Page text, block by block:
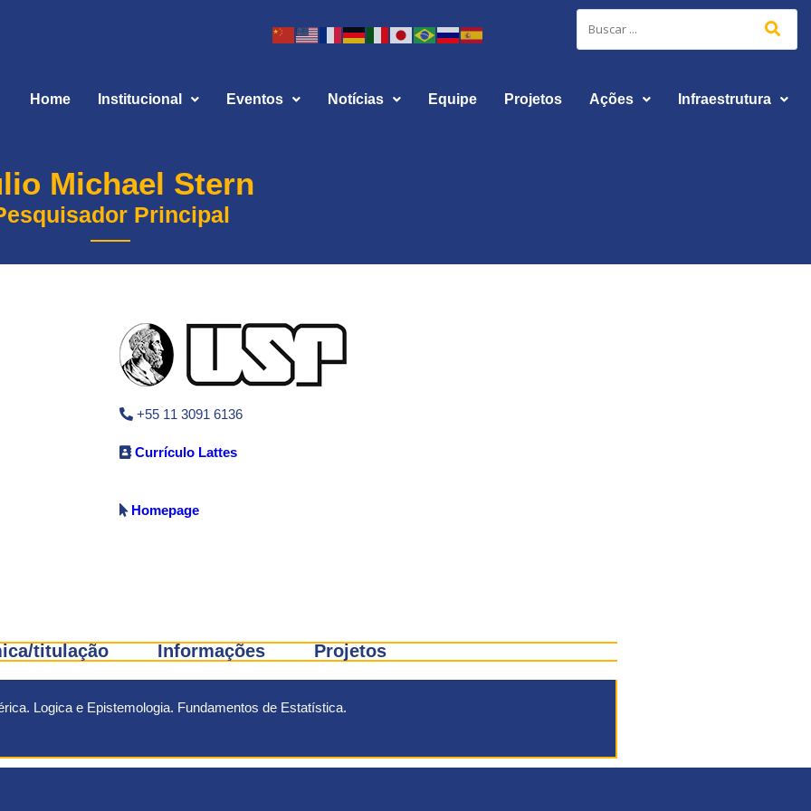
Home Institucional Eventos Notícias Equipe Projetos Ações Infraestrutura
Michael Stern
Principal
+55 11 3091 6136
Currículo Lattes
Homepage
titulação Informações Projetos
Logica e Epistemologia. Fundamentos de Estatística.